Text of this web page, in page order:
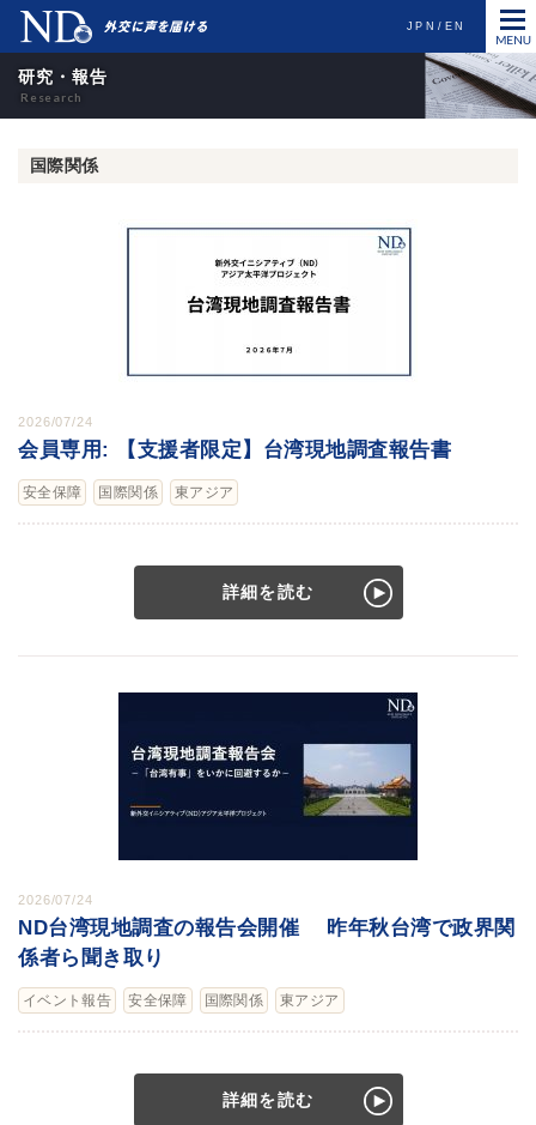
JPN EN
研究・報告
国際関係
2026/07/24
会員専用: 【支援者限定】台湾現地調査報告書
安全保障 国際関係 東アジア
詳細を読む
2026/07/24
ND台湾現地調査の報告会開催 昨年秋台湾で政界関
係者ら聞き取り
イベント報告 安全保障 国際関係 東アジア
詳細を読む